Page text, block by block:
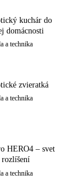
kuchár do
domácnosti
a technika
zvieratká
a technika
HERO4 – svet
a technika